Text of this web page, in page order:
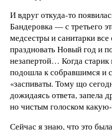
И вдруг откуда-то
Бандеровка — с третьего
медсестры и санитарки
праздновать Новый год и
незапертой… Когда старик
подошла к собравшимся и
«заспиваты. Тому що
дожидаясь ответа, запела
но чистым голоском
Сейчас я знаю, что это